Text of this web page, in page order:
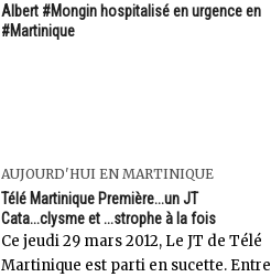
Albert #Mongin hospitalisé en urgence en
#Martinique
AUJOURD'HUI EN MARTINIQUE
Télé Martinique Première...un JT
Cata...clysme et ...strophe à la fois
Ce jeudi 29 mars 2012, Le JT de Télé
Martinique est parti en sucette. Entre